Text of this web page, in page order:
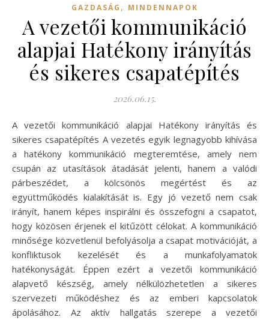
GAZDASÁG , MINDENNAPOK
A vezetői kommunikáció
alapjai Hatékony irányítás
és sikeres csapatépítés
2026.06.15.
A vezetői kommunikáció alapjai Hatékony irányítás és
sikeres csapatépítés A vezetés egyik legnagyobb kihívása
a hatékony kommunikáció megteremtése, amely nem
csupán az utasítások átadását jelenti, hanem a valódi
párbeszédet, a kölcsönös megértést és az
együttműködés kialakítását is. Egy jó vezető nem csak
irányít, hanem képes inspirálni és összefogni a csapatot,
hogy közösen érjenek el kitűzött célokat. A kommunikáció
minősége közvetlenül befolyásolja a csapat motivációját, a
konfliktusok kezelését és a munkafolyamatok
hatékonyságát. Éppen ezért a vezetői kommunikáció
alapvető készség, amely nélkülözhetetlen a sikeres
szervezeti működéshez és az emberi kapcsolatok
ápolásához. Az aktív hallgatás szerepe a vezetői